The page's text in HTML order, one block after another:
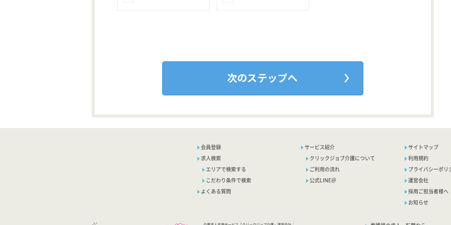
会員登録
求人検索
エリアで検索する
こだわり条件で検索
よくある質問
サービス紹介
クリックジョブ介護について
ご利用の流れ
公式LINE＠
サイトマップ
利用規約
プライバシーポリ
運営会社
採用ご担当者様へ
お知らせ